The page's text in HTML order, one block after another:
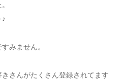
みません。
さんがたくさん登録されてます